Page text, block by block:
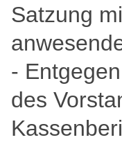
Satzung
-
des